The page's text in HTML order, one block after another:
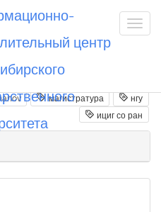
центр
магистратура
нгу
ициг со ран